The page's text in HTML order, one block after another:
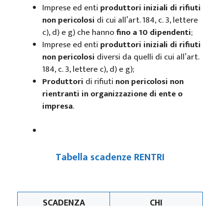
Imprese ed enti produttori iniziali di rifiuti
non pericolosi di cui all’art. 184, c. 3, lettere
c), d) e g) che hannofino a 10 dipendenti;
Imprese ed enti produttori iniziali di rifiuti
non pericolosi diversi da quelli di cui all’art.
184, c. 3, lettere c), d) e g);
Produttori di rifiuti non pericolosi non
rientranti in organizzazione di ente o
impresa.
Tabella scadenze RENTRI
SCADENZA CHI